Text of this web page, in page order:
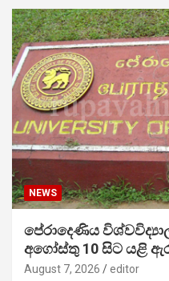
NEWS
පේරාදෙණිය
අගෝස්තු 10 සිට යළි
August 7, 2026 editor